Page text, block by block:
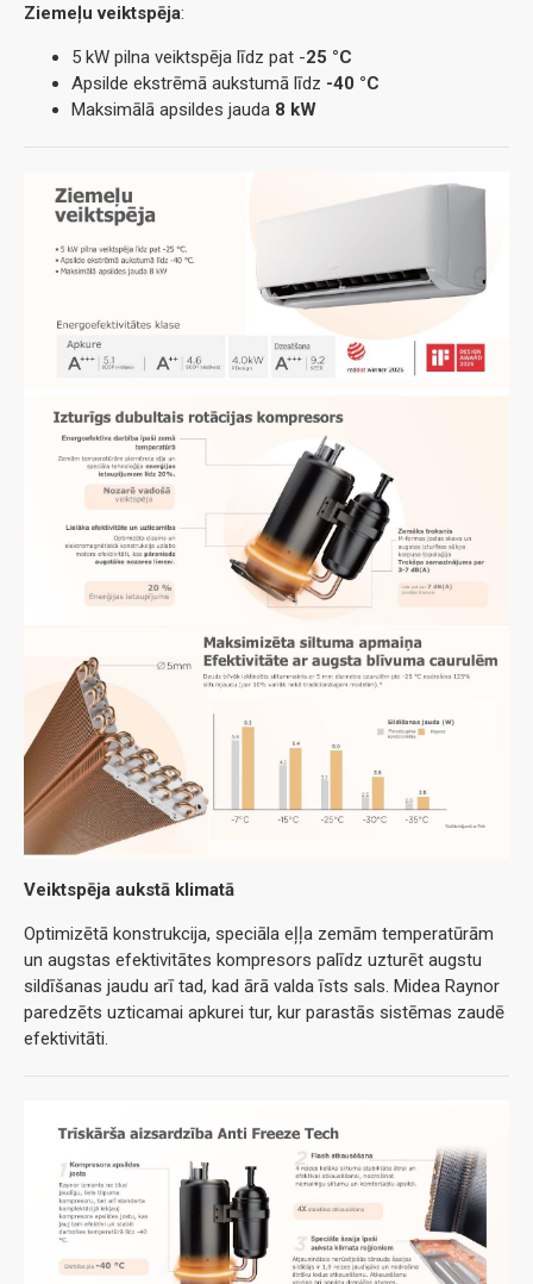
Ziemeļu veiktspēja:
5 kW pilna veiktspēja līdz pat -25 °C
Apsilde ekstrēmā aukstumā līdz -40 °C
Maksimālā apsildes jauda 8 kW
Veiktspēja aukstā klimatā
Optimizētā konstrukcija, speciāla eļļa zemām temperatūrām
un augstas efektivitātes kompresors palīdz uzturēt augstu
sildīšanas jaudu arī tad, kad ārā valda īsts sals. Midea Raynor
paredzēts uzticamai apkurei tur, kur parastās sistēmas zaudē
efektivitāti.